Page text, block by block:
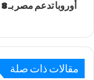
مقالات ذات صلة